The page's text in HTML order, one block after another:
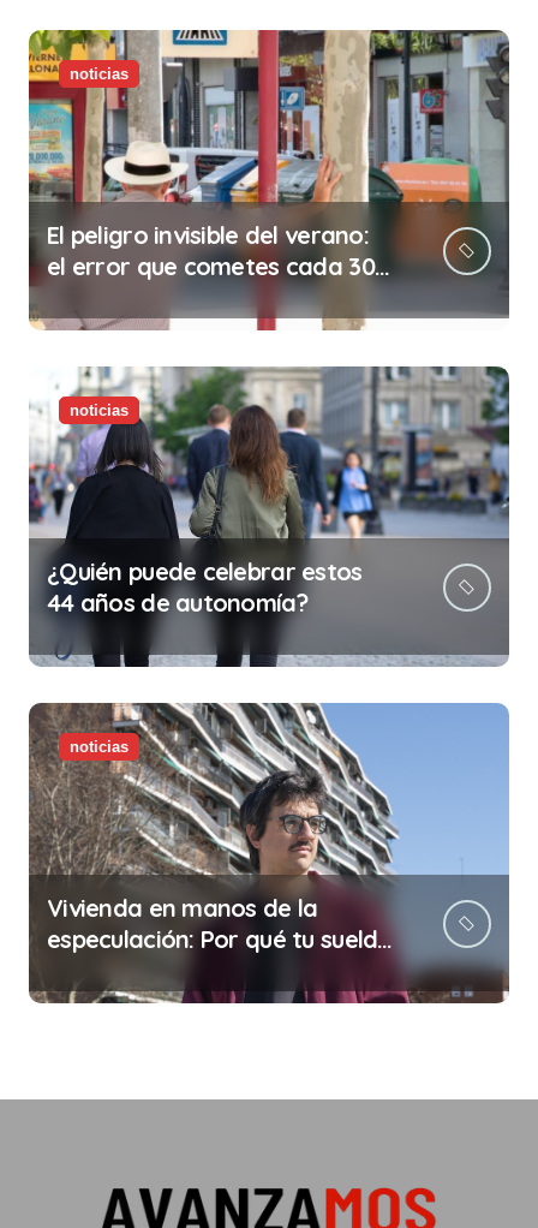
noticias
El peligro invisible del verano:
el error que cometes cada 30
minutos en tu trabajo (y la
ilegalidad que te puede costar
la vida)
noticias
¿Quién puede celebrar estos
44 años de autonomía?
noticias
Vivienda en manos de la
especulación: Por qué tu sueldo